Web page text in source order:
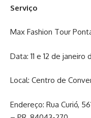
Serviço
Max Fashion Tour
Data: 11 e 12 de janeiro
Local: Centro de
Endereço: Rua Curió,